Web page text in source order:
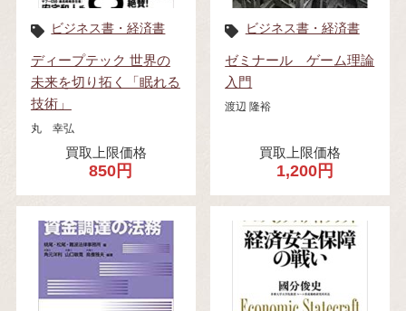
ビジネス書・経済書
ディープテック 世界の
未来を切り拓く「眠れる
技術」
丸 幸弘
買取上限価格
850円
ビジネス書・経済書
ゼミナール ゲーム理論
入門
渡辺 隆裕
買取上限価格
1,200円